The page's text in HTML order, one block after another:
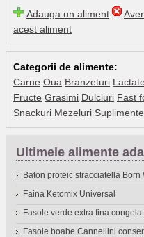
Adauga un aliment
acest aliment
Categorii de alimente:
Carne Oua Branzeturi Lactate
Fructe Grasimi Dulciuri Fast
Snackuri Mezeluri Suplimente
Ultimele alimente
Baton proteic stracciatella Born
Faina Ketomix Universal
Fasole verde extra fina
Fasole boabe Cannellini